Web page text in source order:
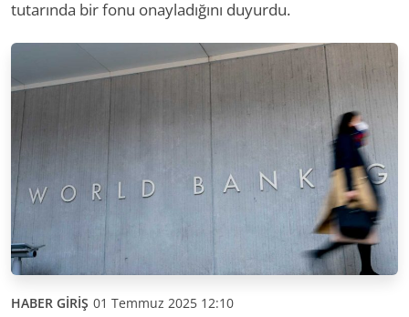
tutarında bir fonu onayladığını duyurdu.
HABER GİRİŞ 01 Temmuz 2025 12:10